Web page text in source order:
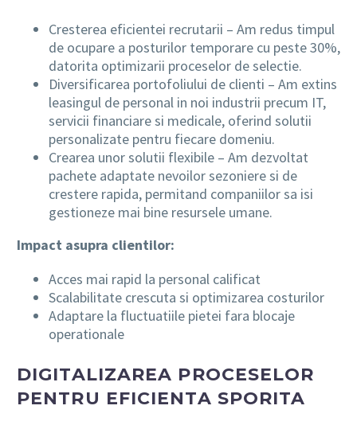
Cresterea eficientei recrutarii – Am redus timpul
de ocupare a posturilor temporare cu peste 30%,
datorita optimizarii proceselor de selectie.
Diversificarea portofoliului de clienti – Am extins
leasingul de personal in noi industrii precum IT,
servicii financiare si medicale, oferind solutii
personalizate pentru fiecare domeniu.
Crearea unor solutii flexibile – Am dezvoltat
pachete adaptate nevoilor sezoniere si de
crestere rapida, permitand companiilor sa isi
gestioneze mai bine resursele umane.
Impact asupra clientilor:
Acces mai rapid la personal calificat
Scalabilitate crescuta si optimizarea costurilor
Adaptare la fluctuatiile pietei fara blocaje
operationale
DIGITALIZAREA PROCESELOR
PENTRU EFICIENTA SPORITA